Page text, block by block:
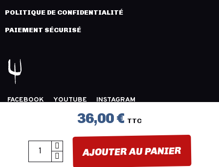
36,00 € TTC
AJOUTER AU PANIER
POLITIQUE DE CONFIDENTIALITÉ
PAIEMENT SÉCURISÉ
FACEBOOK YOUTUBE
INSTAGRAM
COPYRIGHT 2026 © LÉGION DISTRIBUTION -
- CRÉATION :INNLOG